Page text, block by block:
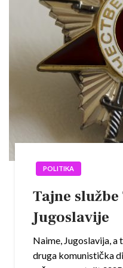
POLITIKA
Tajne
Jugoslavije
Naime, Jugoslavija,
druga komunistička